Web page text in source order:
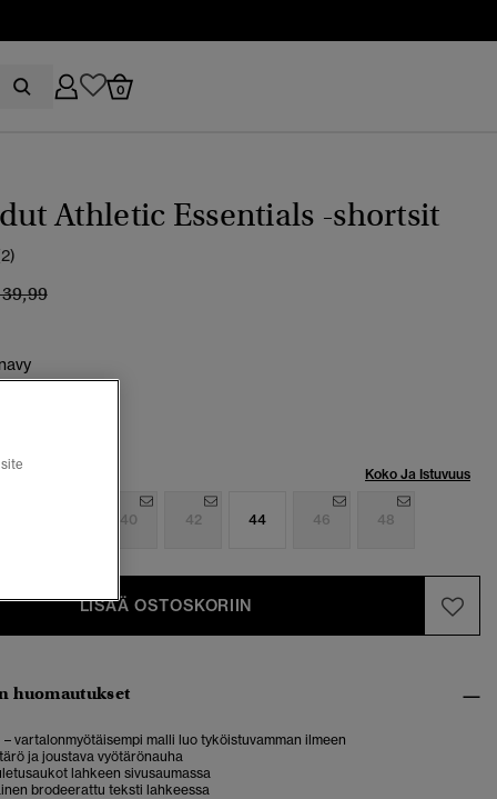
0
Athletic Essentials -shortsit
alennettu hinnasta
hintaan
Koko Ja Istuvuus
40 42 44 46 48
LISÄÄ OSTOSKORIIN
huomautukset
– vartalonmyötäisempi malli luo tyköistuvamman ilmeen
ja joustava vyötärönauha
lahkeen sivusaumassa
brodeerattu teksti lahkeessa